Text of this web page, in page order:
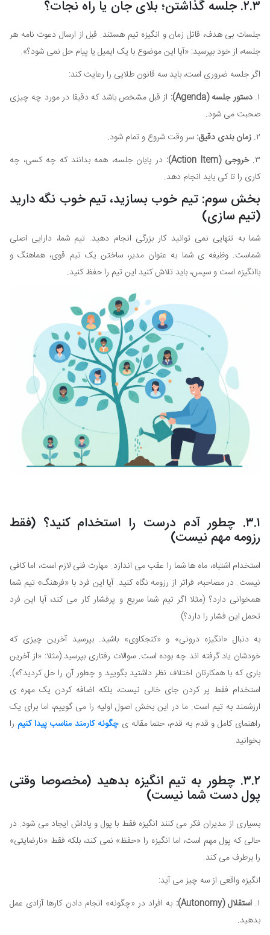
۲.۳. جلسه گذاشتن؛ بلای جان یا راه نجات؟
جلسات بی هدف، قاتل زمان و انگیزه تیم هستند. قبل از ارسال دعوت نامه هر
جلسه، از خود بپرسید: «آیا این موضوع با یک ایمیل یا پیام حل نمی شود؟».
اگر جلسه ضروری است، باید سه قانون طلایی را رعایت کند:
۱. دستور جلسه (Agenda):
از قبل مشخص باشد که دقیقا در مورد چه چیزی
صحبت می شود.
۲. زمان بندی دقیق: سر وقت شروع و تمام شود.
۳. خروجی (Action Item):
در پایان جلسه، همه بدانند که چه کسی، چه
کاری را تا کی باید انجام دهد.
بخش سوم: تیم خوب بسازید، تیم خوب نگه دارید
(تیم سازی)
شما به تنهایی نمی توانید کار بزرگی انجام دهید. تیم شما، دارایی اصلی
شماست. وظیفه ی شما به عنوان مدیر، ساختن یک تیم قوی، هماهنگ و
باانگیزه است و سپس، باید تلاش کنید این تیم را حفظ کنید.
۳.۱. چطور آدم درست را استخدام کنید؟ (فقط
رزومه مهم نیست)
استخدام اشتباه، ماه ها شما را عقب می اندازد. مهارت فنی لازم است، اما کافی
نیست. در مصاحبه، فراتر از رزومه نگاه کنید. آیا این فرد با «فرهنگ» تیم شما
همخوانی دارد؟ (مثلا اگر تیم شما سریع و پرفشار کار می کند، آیا این فرد
تحمل این فشار را دارد؟)
به دنبال «انگیزه درونی» و «کنجکاوی» باشید. بپرسید آخرین چیزی که
خودشان یاد گرفته اند چه بوده است. سوالات رفتاری بپرسید (مثلا: «از آخرین
باری که با همکارتان اختلاف نظر داشتید بگویید و چطور آن را حل کردید؟»).
استخدام فقط پر کردن جای خالی نیست، بلکه اضافه کردن یک مهره ی
ارزشمند به تیم است. ما در این بخش اصول اولیه را می گوییم، اما برای یک
راهنمای کامل و قدم به قدم، حتما مقاله یچگونه کارمند مناسب پیدا کنیم را
بخوانید.
۳.۲. چطور به تیم انگیزه بدهید (مخصوصا وقتی
پول دست شما نیست)
بسیاری از مدیران فکر می کنند انگیزه فقط با پول و پاداش ایجاد می شود. در
حالی که پول مهم است، اما انگیزه را «حفظ» نمی کند، بلکه فقط «نارضایتی»
را برطرف می کند.
انگیزه واقعی از سه چیز می آید:
۱. استقلال (Autonomy):
به افراد در «چگونه» انجام دادن کارها آزادی عمل
بدهید.